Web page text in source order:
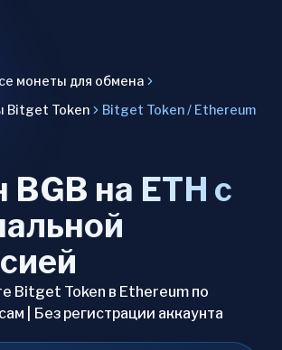
монеты для обмена
Bitget Token
Bitget Token / Ethereum
на ETH с
Bitget Token в Ethereum по
| Без регистрации аккаунта